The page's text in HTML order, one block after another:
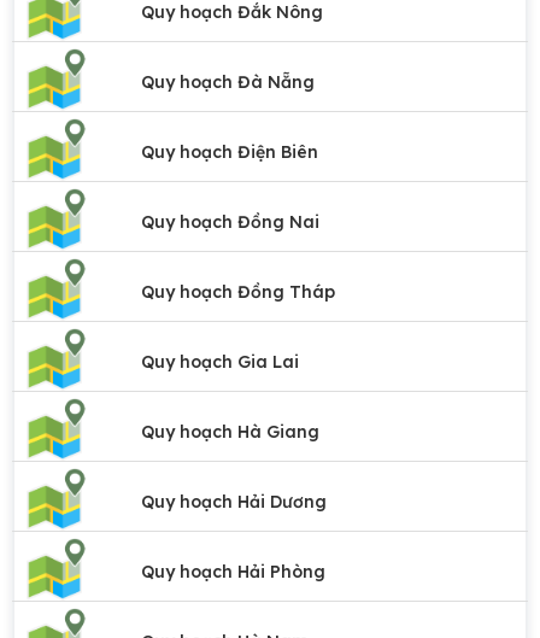
Quy hoạch Đắk Nông
Quy hoạch Đà Nẵng
Quy hoạch Điện Biên
Quy hoạch Đồng Nai
Quy hoạch Đồng Tháp
Quy hoạch Gia Lai
Quy hoạch Hà Giang
Quy hoạch Hải Dương
Quy hoạch Hải Phòng